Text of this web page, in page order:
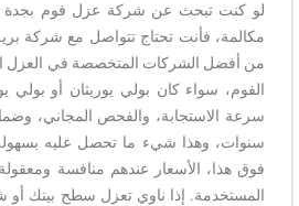
لو كنت تبحث عن شركة عزل فوم بجدة
مكالمة، فأنت تحتاج تتواصل مع شركة
من أفضل الشركات المتخصصة في العزل
الفوم، سواء كان بولي يوريثان أو بولي
سنوات، وهذا شيء ما تحصل عليه
فوق هذا، الأسعار عندهم منافسة
المستخدمة. إذا ناوي تعزل سطح بيتك